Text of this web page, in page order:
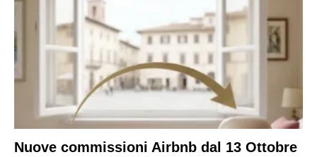
Nuove commissioni Airbnb dal 13 Ottobre